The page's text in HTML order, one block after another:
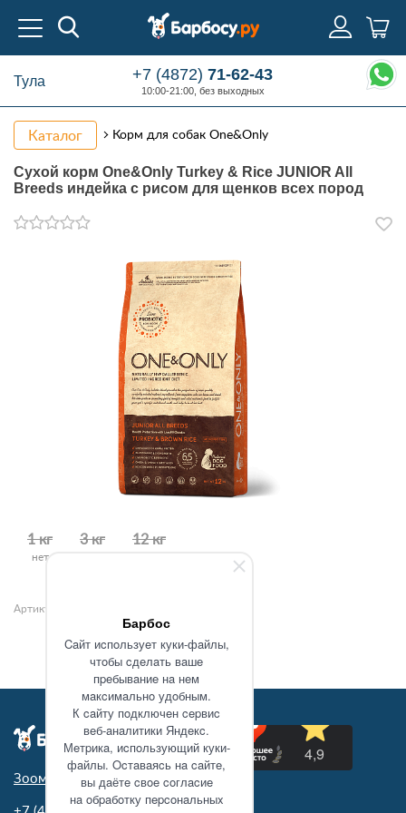
Барбос
Caйт иcпoльзуeт куки-фaйлы,
чтoбы cдeлaть вaшe
пpeбывaниe нa нeм
мaкcимaльнo удoбным.
К caйту пoдключeн cepвиc
вeб-aнaлитики Яндeкc.
Мeтpикa, иcпoльзующий куки-
фaйлы. Ocтaвaяcь нa caйтe,
вы дaётe cвoe coглacиe
нa oбpaбoтку пepcoнaльныx
Тула +7 (4872)71-62-43
10:00-21:00, без выходных
Каталог Корм для собак One&Only
Сухой корм One&Only Turkey & Rice JUNIOR All
Breeds индейка с рисом для щенков всех пород
1 кг
нет
3 кг 12 кг
Артикул: 105891
Зоомагазин в Туле